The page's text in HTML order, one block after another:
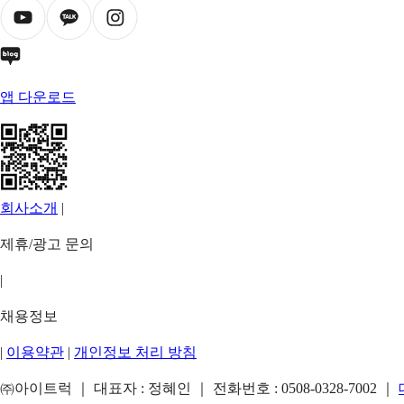
앱 다운로드
회사소개 |
제휴/광고 문의
|
채용정보
| 이용약관 | 개인정보 처리 방침
㈜아이트럭 ｜ 대표자 : 정혜인 ｜ 전화번호 : 0508-0328-7002